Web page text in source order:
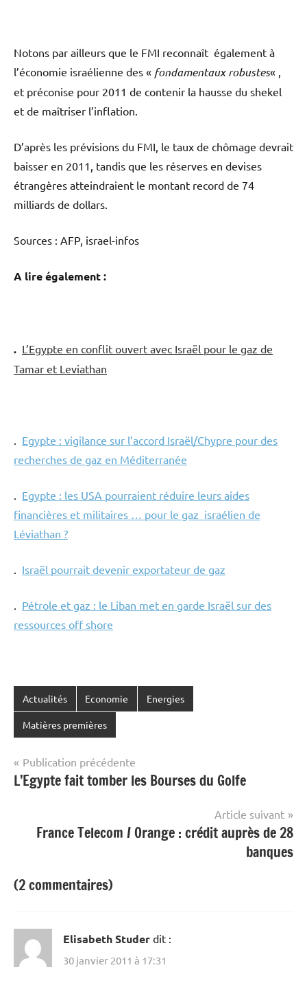
Notons par ailleurs que le FMI reconnaît également à
l’économie israélienne des « fondamentaux robustes« ,
et préconise pour 2011 de contenir la hausse du shekel
et de maîtriser l’inflation.
D’après les prévisions du FMI, le taux de chômage devrait
baisser en 2011, tandis que les réserves en devises
étrangères atteindraient le montant record de 74
milliards de dollars.
Sources : AFP, israel-infos
A lire également :
. L’Egypte en conflit ouvert avec Israël pour le gaz de
Tamar et Leviathan
Egypte : vigilance sur l’accord Israël/Chypre pour des
recherches de gaz en Méditerranée
Egypte : les USA pourraient réduire leurs aides
financières et militaires … pour le gaz israélien de
Léviathan ?
Israël pourrait devenir exportateur de gaz
Pétrole et gaz : le Liban met en garde Israël sur des
ressources off shore
Actualités Economie Energies
Matières premières
Navigation
de
Publication précédente
L’Egypte fait tomber les Bourses du Golfe
Article suivant
France Telecom / Orange : crédit auprès de 28
banques
(2 commentaires)
Elisabeth Studer dit :
30 janvier 2011 à 17:31